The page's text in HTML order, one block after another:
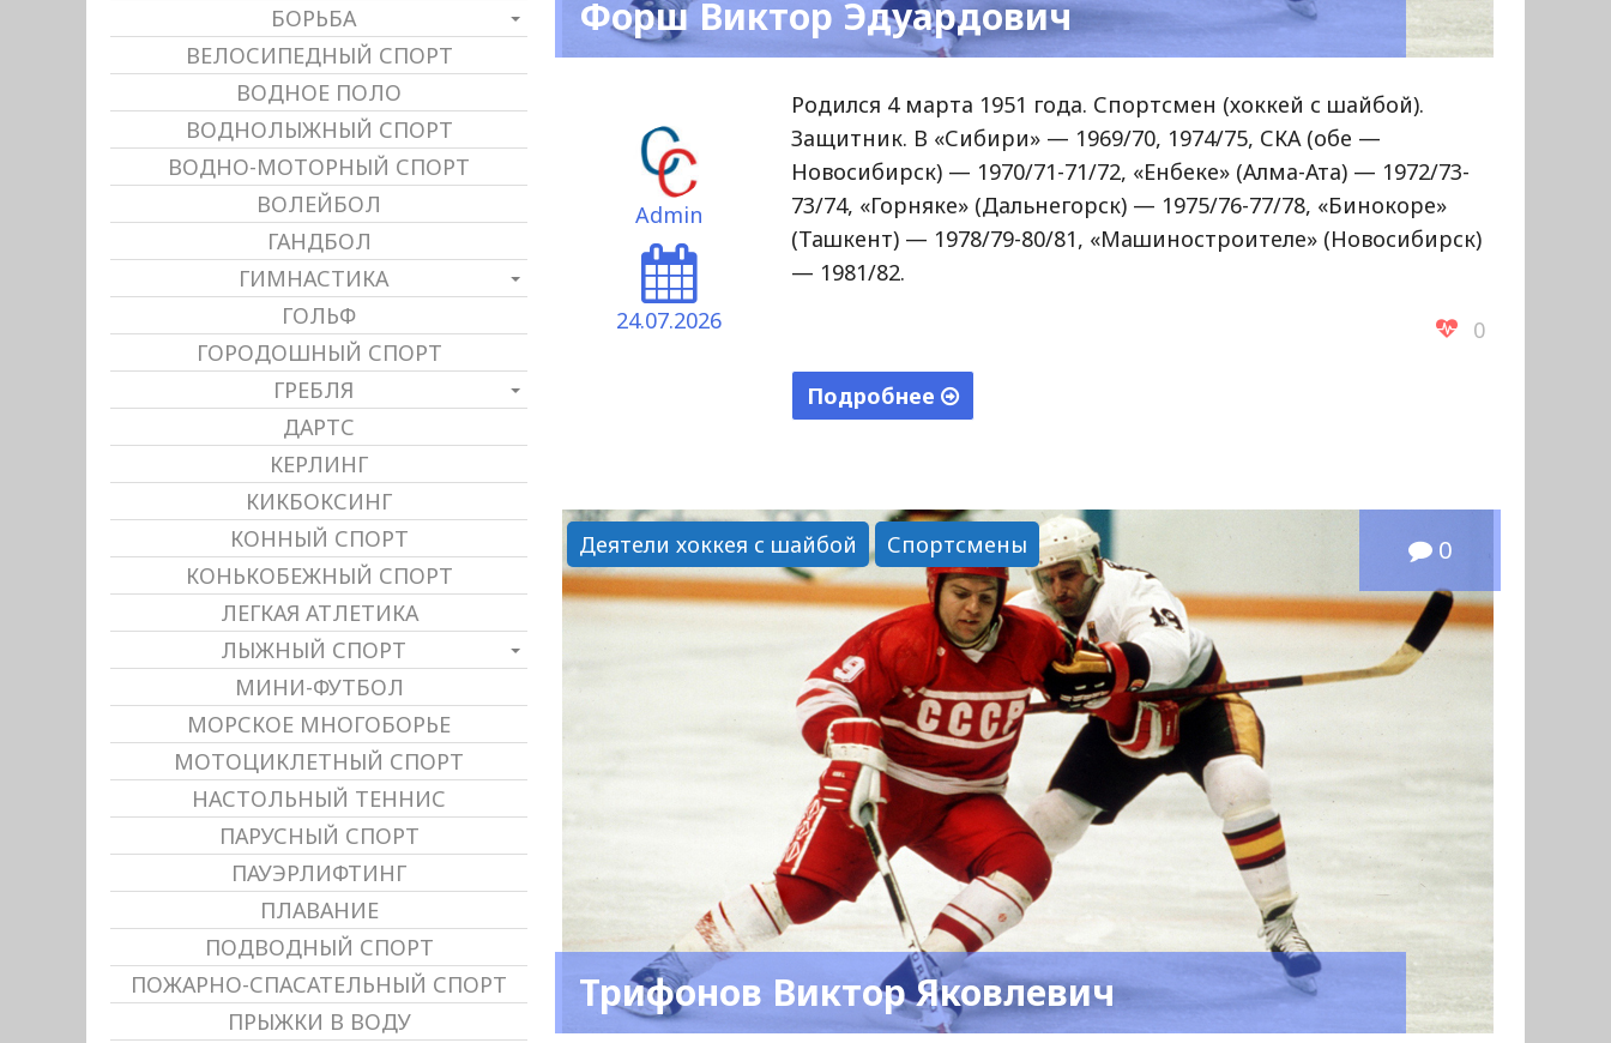
Форш Виктор Эдуардович
Admin
24.07.2026
Родился 4 марта 1951 года. Спортсмен (хоккей с шайбой).
Защитник. В «Сибири» — 1969/70, 1974/75, СКА (обе —
Новосибирск) — 1970/71-71/72, «Енбеке» (Алма-Ата) — 1972/73-
73/74, «Горняке» (Дальнегорск) — 1975/76-77/78, «Бинокоре»
(Ташкент) — 1978/79-80/81, «Машиностроителе» (Новосибирск)
— 1981/82.
0
Подробнее
Эдуардович"
Деятели хоккея с шайбой
Спортсмены 0
Трифонов Виктор Яковлевич
БОРЬБА
ВЕЛОСИПЕДНЫЙ СПОРТ
ВОДНОЕ ПОЛО
ВОДНОЛЫЖНЫЙ СПОРТ
ВОДНО-МОТОРНЫЙ СПОРТ
ВОЛЕЙБОЛ
ГАНДБОЛ
ГИМНАСТИКА
ГОЛЬФ
ГОРОДОШНЫЙ СПОРТ
ГРЕБЛЯ
ДАРТС
КЕРЛИНГ
КИКБОКСИНГ
КОННЫЙ СПОРТ
КОНЬКОБЕЖНЫЙ СПОРТ
ЛЕГКАЯ АТЛЕТИКА
ЛЫЖНЫЙ СПОРТ
МИНИ-ФУТБОЛ
МОРСКОЕ МНОГОБОРЬЕ
МОТОЦИКЛЕТНЫЙ СПОРТ
НАСТОЛЬНЫЙ ТЕННИС
ПАРУСНЫЙ СПОРТ
ПАУЭРЛИФТИНГ
ПЛАВАНИЕ
ПОДВОДНЫЙ СПОРТ
ПОЖАРНО-СПАСАТЕЛЬНЫЙ СПОРТ
ПРЫЖКИ В ВОДУ